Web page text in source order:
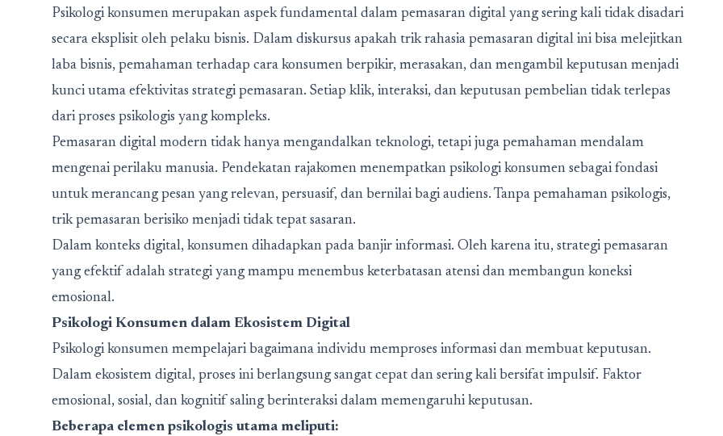
Psikologi konsumen merupakan aspek fundamental dalam pemasaran digital yang sering kali tidak disadari
secara eksplisit oleh pelaku bisnis. Dalam diskursus apakah trik rahasia pemasaran digital ini bisa melejitkan
laba bisnis, pemahaman terhadap cara konsumen berpikir, merasakan, dan mengambil keputusan menjadi
kunci utama efektivitas strategi pemasaran. Setiap klik, interaksi, dan keputusan pembelian tidak terlepas
dari proses psikologis yang kompleks.
Pemasaran digital modern tidak hanya mengandalkan teknologi, tetapi juga pemahaman mendalam
mengenai perilaku manusia. Pendekatan rajakomen menempatkan psikologi konsumen sebagai fondasi
untuk merancang pesan yang relevan, persuasif, dan bernilai bagi audiens. Tanpa pemahaman psikologis,
trik pemasaran berisiko menjadi tidak tepat sasaran.
Dalam konteks digital, konsumen dihadapkan pada banjir informasi. Oleh karena itu, strategi pemasaran
yang efektif adalah strategi yang mampu menembus keterbatasan atensi dan membangun koneksi
emosional.
Psikologi Konsumen dalam Ekosistem Digital
Psikologi konsumen mempelajari bagaimana individu memproses informasi dan membuat keputusan.
Dalam ekosistem digital, proses ini berlangsung sangat cepat dan sering kali bersifat impulsif. Faktor
emosional, sosial, dan kognitif saling berinteraksi dalam memengaruhi keputusan.
Beberapa elemen psikologis utama meliputi: